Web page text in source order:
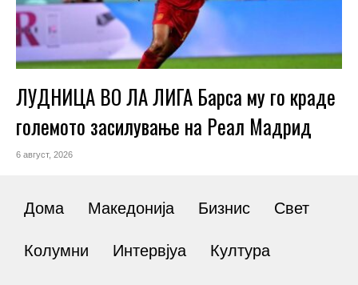
ЛУДНИЦА ВО ЛА ЛИГА Барса му го краде
големото засилување на Реал Мадрид
6 август, 2026
Дома Македонија Бизнис Свет
Колумни Интервјуа Култура